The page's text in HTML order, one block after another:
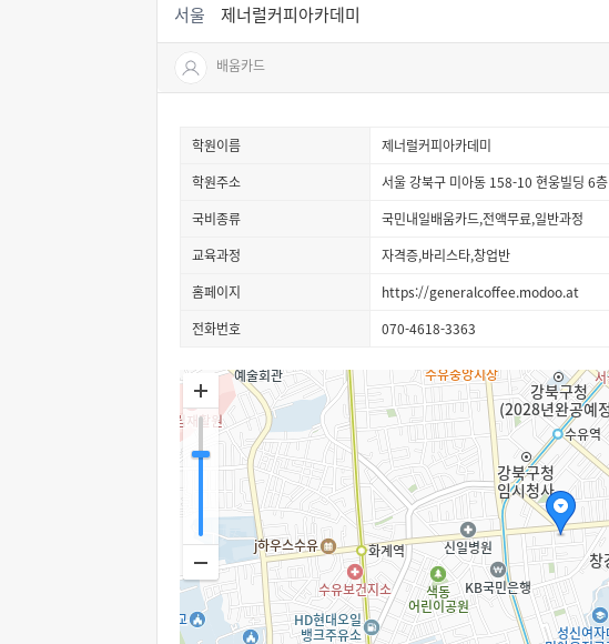
서울 제너럴커피아카데미
배움카드
학원이름
제너럴커피아카데미
학원주소
서울 강북구 미아동 158-10 현웅빌딩 6층
국비종류
국민내일배움카드,전액무료,일반과정
교육과정
자격증,바리스타,창업반
홈페이지
https://generalcoffee.modoo.at
전화번호
070-4618-3363